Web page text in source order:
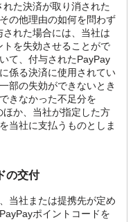
た決済が取り消された
の他理由の如何を問わず
れた場合には、当社は
を失効させることがで
て、付与されたPayPay
係る決済に使用されてい
部の失効ができないとき
きなかった不足分を
か、当社が指定した方
当社に支払うものとしま
の交付
当社または提携先が定め
ポイントコードを